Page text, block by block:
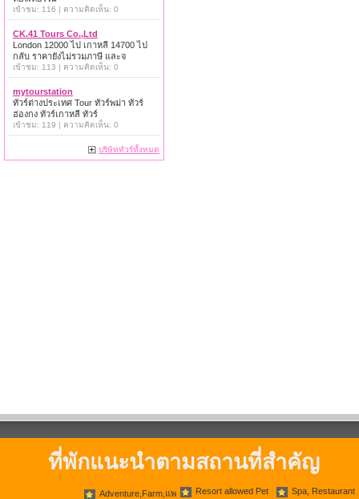
เข้าชม: 116 | ความคิดเห็น: 0
CK.41 Tours Co.,Ltd
London 12000 ไป เกาหลี 14700 ไป
กลับ ราคายังไม่รวมภาษี และจ
เข้าชม: 113 | ความคิดเห็น: 0
mytourstation
ทัวร์ต่างประเทศ Tour ทัวร์พม่า ทัวร์
ฮ่องกง ทัวร์เกาหลี ทัวร์
เข้าชม: 119 | ความคิดเห็น: 0
บริษัททัวร์ทั้งหมด
ที่พักแนะนำตามสถานที่สำคัญ
Adventure,Farm,แพ Resort allowed Pet Spa, Restaurant